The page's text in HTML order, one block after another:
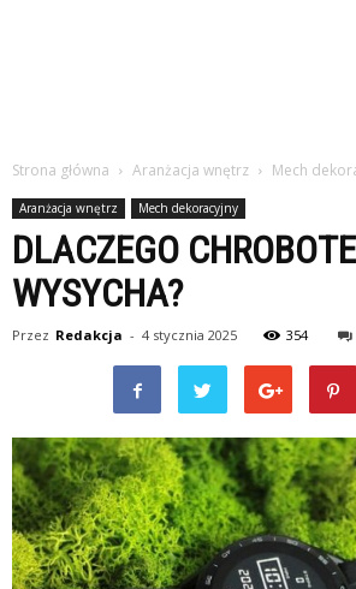
Strona główna Aranżacja wnętrz Mech
Aranżacja wnętrz Mech dekoracyjny
DLACZEGO
WYSYCHA?
Przez Redakcja - 4 stycznia 2025 354